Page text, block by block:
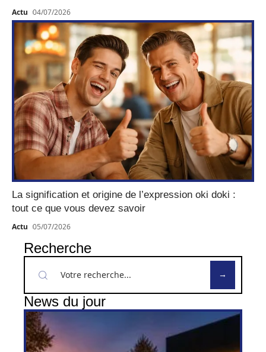
Actu 04/07/2026
La signification et origine de l’expression oki doki :
tout ce que vous devez savoir
Actu 05/07/2026
Recherche
News du jour